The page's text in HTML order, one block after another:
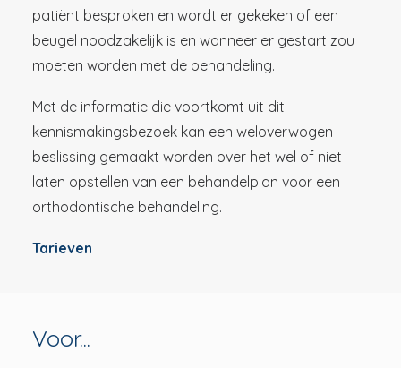
patiënt besproken en wordt er gekeken of een
beugel noodzakelijk is en wanneer er gestart zou
moeten worden met de behandeling.
Met de informatie die voortkomt uit dit
kennismakingsbezoek kan een weloverwogen
beslissing gemaakt worden over het wel of niet
laten opstellen van een behandelplan voor een
orthodontische behandeling.
Tarieven
Voor...